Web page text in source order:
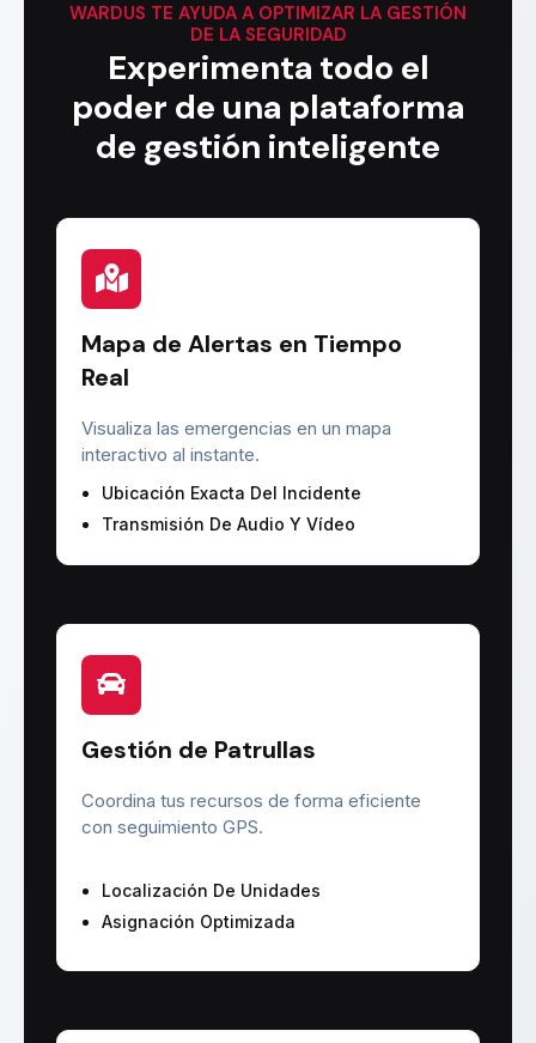
WARDUS TE AYUDA A OPTIMIZAR LA GESTIÓN
DE LA SEGURIDAD
Experimenta todo el
poder de una plataforma
de gestión inteligente
Mapa de Alertas en Tiempo
Real
Visualiza las emergencias en un mapa
interactivo al instante.
Ubicación Exacta Del Incidente
Transmisión De Audio Y Vídeo
Gestión de Patrullas
Coordina tus recursos de forma eficiente
con seguimiento GPS.
Localización De Unidades
Asignación Optimizada